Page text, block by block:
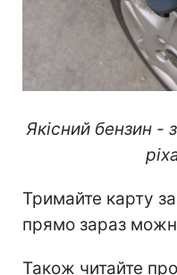
Якісний бензин -
Тримайте карту
прямо зараз
Також читайте